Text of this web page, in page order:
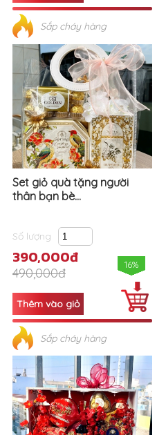
Sắp cháy hàng
Set giỏ quà tặng người
thân bạn bè...
Số lượng
390,000đ
490,000đ
16%
Sắp cháy hàng